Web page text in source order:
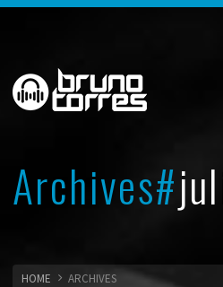
Archives#
HOME ARCHIVES